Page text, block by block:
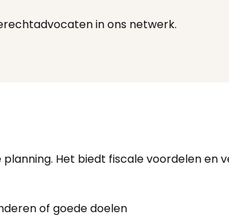
in ons netwerk.
Het biedt fiscale voordelen en
of goede doelen